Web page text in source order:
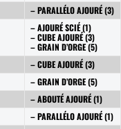
– PARALLÉLO AJOURÉ (3)
– AJOURÉ SCIÉ (1)
– CUBE AJOURÉ (3)
– GRAIN D’ORGE (5)
– CUBE AJOURÉ (3)
– GRAIN D’ORGE (5)
– ABOUTÉ AJOURÉ (1)
– PARALLÉLO AJOURÉ (1)